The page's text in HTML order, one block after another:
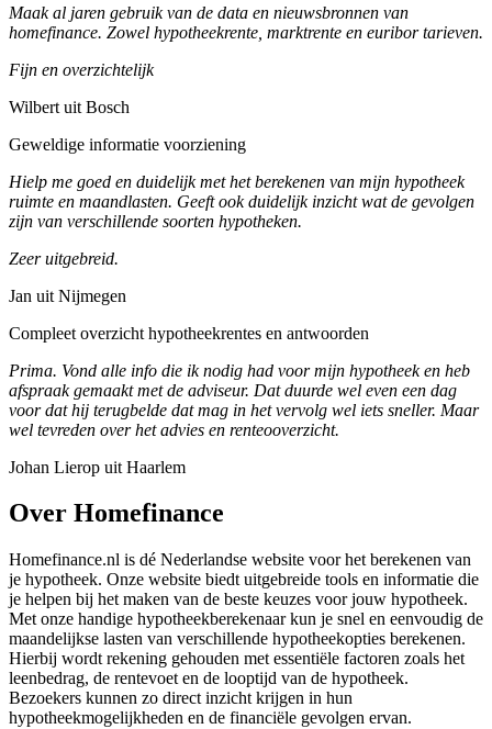
Maak al jaren gebruik van de data en nieuwsbronnen van
homefinance. Zowel hypotheekrente, marktrente en euribor tarieven.
Fijn en overzichtelijk
Wilbert uit Bosch
Geweldige informatie voorziening
Hielp me goed en duidelijk met het berekenen van mijn hypotheek
ruimte en maandlasten. Geeft ook duidelijk inzicht wat de gevolgen
zijn van verschillende soorten hypotheken.
Zeer uitgebreid.
Jan uit Nijmegen
Compleet overzicht hypotheekrentes en antwoorden
Prima. Vond alle info die ik nodig had voor mijn hypotheek en heb
afspraak gemaakt met de adviseur. Dat duurde wel even een dag
voor dat hij terugbelde dat mag in het vervolg wel iets sneller. Maar
wel tevreden over het advies en renteooverzicht.
Johan Lierop uit Haarlem
Over Homefinance
Homefinance.nl is dé Nederlandse website voor het berekenen van
je hypotheek. Onze website biedt uitgebreide tools en informatie die
je helpen bij het maken van de beste keuzes voor jouw hypotheek.
Met onze handige hypotheekberekenaar kun je snel en eenvoudig de
maandelijkse lasten van verschillende hypotheekopties berekenen.
Hierbij wordt rekening gehouden met essentiële factoren zoals het
leenbedrag, de rentevoet en de looptijd van de hypotheek.
Bezoekers kunnen zo direct inzicht krijgen in hun
hypotheekmogelijkheden en de financiële gevolgen ervan.